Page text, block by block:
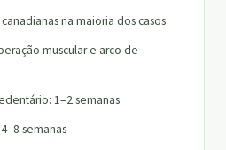
na maioria dos casos
muscular e arco de
1–2 semanas
semanas